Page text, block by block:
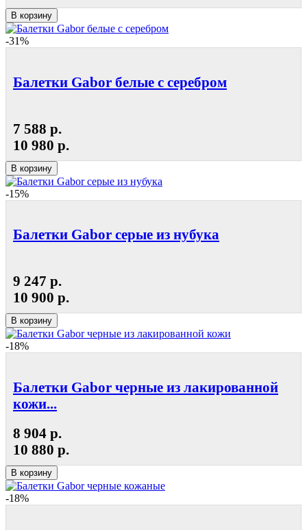
В корзину
-31%
Балетки Gabor белые с серебром
7 588 р.
10 980 р.
В корзину
-15%
Балетки Gabor серые из нубука
9 247 р.
10 900 р.
В корзину
-18%
Балетки Gabor черные из лакированной
кожи...
8 904 р.
10 880 р.
В корзину
-18%